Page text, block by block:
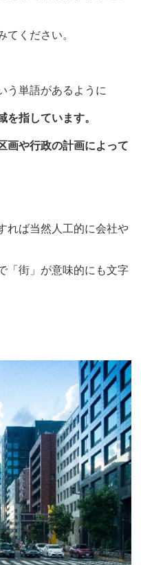
てください。
う単語があるように
を指しています。
画や行政の計画によって
れば当然人工的に会社や
「街」が意味的にも文字